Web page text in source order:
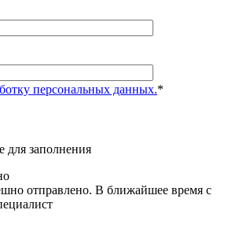
персональных данных.*
для заполнения
отправлено. В ближайшее время с